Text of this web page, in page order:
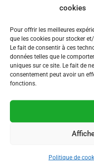
cookies
Pour offrir les meilleures
que les cookies pour stocker
Le fait de consentir à ces
données telles que le
uniques sur ce site. Le fait de
consentement peut avoir un
fonctions.
Politique de
FAQ
Comment s’inscrire à